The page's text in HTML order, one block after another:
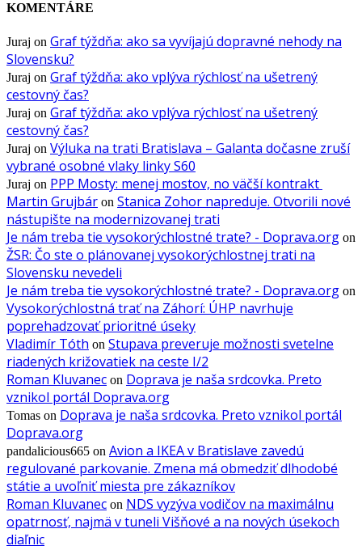
KOMENTÁRE
Juraj on Graf týždňa: ako sa vyvíjajú dopravné nehody na
Slovensku?
Juraj on Graf týždňa: ako vplýva rýchlosť na ušetrený
cestovný čas?
Juraj on Graf týždňa: ako vplýva rýchlosť na ušetrený
cestovný čas?
Juraj on Výluka na trati Bratislava – Galanta dočasne zruší
vybrané osobné vlaky linky S60
Juraj on PPP Mosty: menej mostov, no väčší kontrakt
Martin Grujbár on Stanica Zohor napreduje. Otvorili nové
nástupište na modernizovanej trati
Je nám treba tie vysokorýchlostné trate? - Doprava.org on
ŽSR: Čo ste o plánovanej vysokorýchlostnej trati na
Slovensku nevedeli
Je nám treba tie vysokorýchlostné trate? - Doprava.org on
Vysokorýchlostná trať na Záhorí: ÚHP navrhuje
poprehadzovať prioritné úseky
Vladimír Tóth on Stupava preveruje možnosti svetelne
riadených križovatiek na ceste I/2
Roman Kluvanec on Doprava je naša srdcovka. Preto
vznikol portál Doprava.org
Tomas on Doprava je naša srdcovka. Preto vznikol portál
Doprava.org
pandalicious665 on Avion a IKEA v Bratislave zavedú
regulované parkovanie. Zmena má obmedziť dlhodobé
státie a uvoľniť miesta pre zákazníkov
Roman Kluvanec on NDS vyzýva vodičov na maximálnu
opatrnosť, najmä v tuneli Višňové a na nových úsekoch
diaľnic